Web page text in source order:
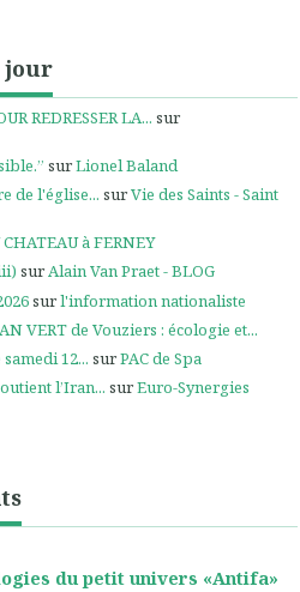
jour
REDRESSER LA... sur
surLionel Baland
de l'église... surVie des Saints - Saint
à FERNEY
surAlain Van Praet - BLOG
surl'information nationaliste
VERT de Vouziers : écologie et...
12... surPAC de Spa
l’Iran... surEuro-Synergies
du petit univers «Antifa»